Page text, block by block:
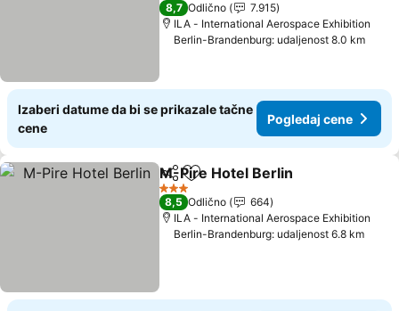
8,7 Odlično
7.915
ILA - International Aerospace Exhibition
Berlin-Brandenburg: udaljenost 8.0 km
Izaberi datume da bi se prikazale tačne
cene
Pogledaj cene
Deli Dodati u favorite
M-Pire Hotel Berlin
3 Zvezdice
8,5 Odlično
664
ILA - International Aerospace Exhibition
Berlin-Brandenburg: udaljenost 6.8 km